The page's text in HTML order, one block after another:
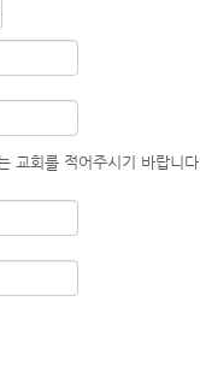
교회를 적어주시기 바랍니다.